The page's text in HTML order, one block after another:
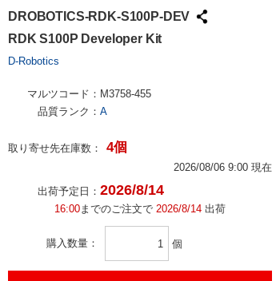
DROBOTICS-RDK-S100P-DEV
RDK S100P Developer Kit
D-Robotics
マルツコード： M3758-455
品質ランク： A
取り寄せ先在庫数： 4個
2026/08/06 9:00 現在
出荷予定日： 2026/8/14
16:00までのご注文で 2026/8/14 出荷
購入数量 個